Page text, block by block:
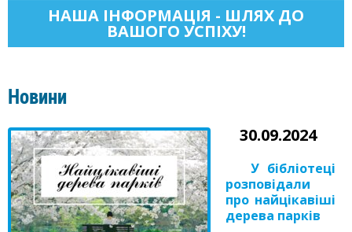
НАША ІНФОРМАЦІЯ - ШЛЯХ ДО
ВАШОГО УСПІХУ!
Новини
30.09.2024
У бібліотеці
розповідали
про найцікавіші
дерева парків